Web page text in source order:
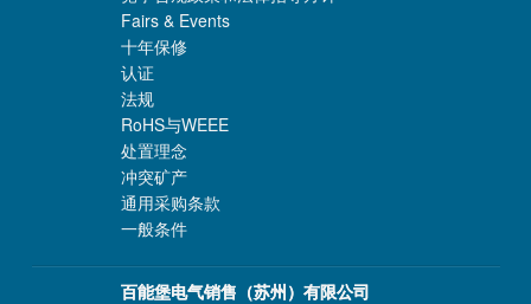
Fairs & Events
十年保修
认证
法规
RoHS与WEEE
处置理念
冲突矿产
通用采购条款
一般条件
百能堡电气销售（苏州）有限公司